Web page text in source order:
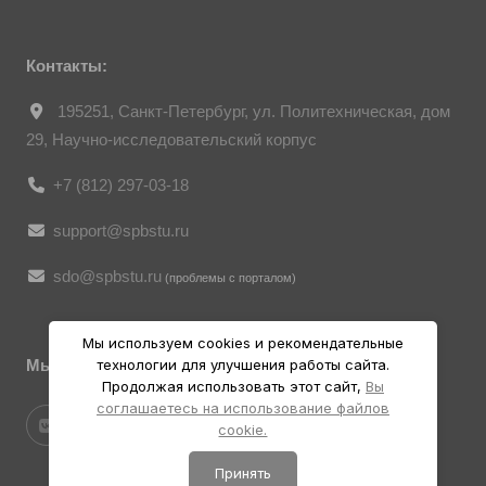
Контакты:
195251, Санкт-Петербург, ул. Политехническая, дом
29, Научно-исследовательский корпус
+7 (812) 297-03-18
support@spbstu.ru
sdo@spbstu.ru (проблемы с порталом)
Мы в социальных ресурсах
Мы используем cookies и рекомендательные
технологии для улучшения работы сайта.
Продолжая использовать этот сайт, Вы
соглашаетесь на использование файлов
cookie.
Принять